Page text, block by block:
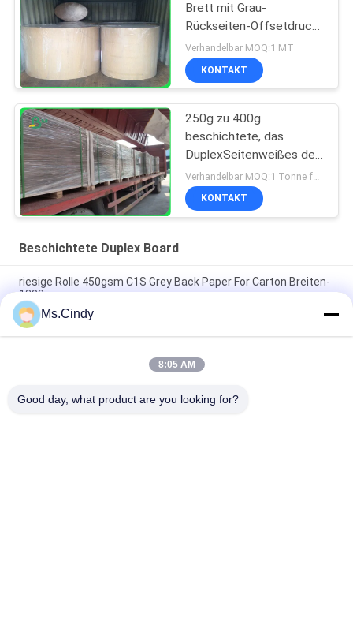
Brett mit Grau-
Rückseiten-Offsetdruck
in riesigem Rolls
1160mm
Verhandelbar MOQ:1 MT
KONTAKT
250g zu 400g
beschichtete, das
DuplexSeitenweißes des
brett-/beschichtete
1300mm für Kurier-
Taschen
KONTAKT
Beschichtete Duplex Board
riesige Rolle 450gsm C1S Grey Back Paper For Carton Breiten-
1300mm
hohes faltendes Widerstand-überzogenes Duplexbrett 250g
325g mit hinterem Grey Free Sample
140 g 170 g Druckfähiges, überzogenes, weißes Oberdeckel
Ms.Cindy
8:05 AM
Good day, what product are you looking for?